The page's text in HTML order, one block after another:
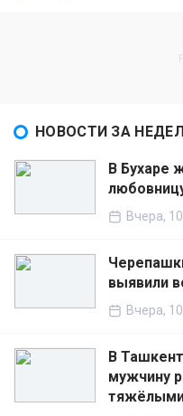
НОВОСТИ ЗА
В Бухаре
Вчера,
выявили
Вчера,
В
мужчину